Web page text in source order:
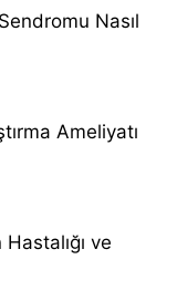
Nasıl
Ameliyatı
ve